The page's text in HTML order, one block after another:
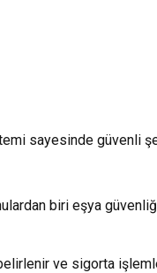
sayesinde güvenli
biri eşya
ve sigorta